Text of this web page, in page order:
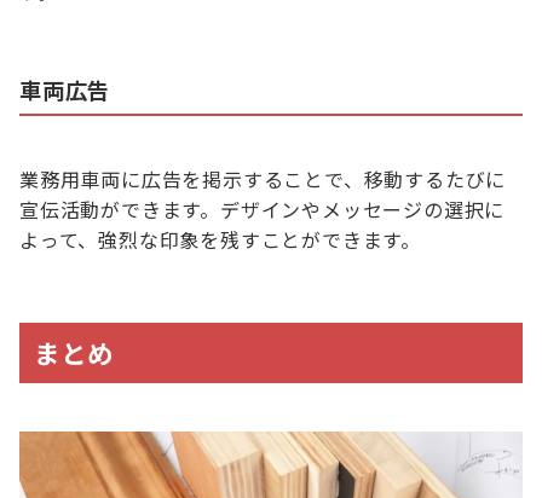
車両広告
業務用車両に広告を掲示することで、移動するたびに
宣伝活動ができます。デザインやメッセージの選択に
よって、強烈な印象を残すことができます。
まとめ